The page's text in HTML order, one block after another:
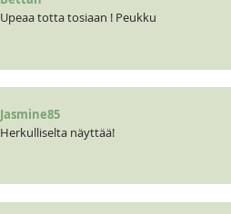
Upeaa totta tosiaan ! Peukku
Jasmine85
Herkulliselta näyttää!